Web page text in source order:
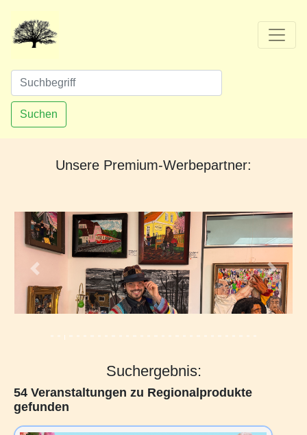
Suchen
Unsere Premium-Werbepartner:
Vorheriges
Suchergebnis:
54 Veranstaltungen zu Regionalprodukte
gefunden